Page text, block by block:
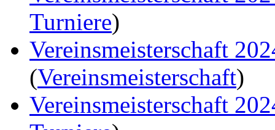
Turniere)
Vereinsmeisterschaft
(Vereinsmeisterschaft)
Vereinsmeisterschaft